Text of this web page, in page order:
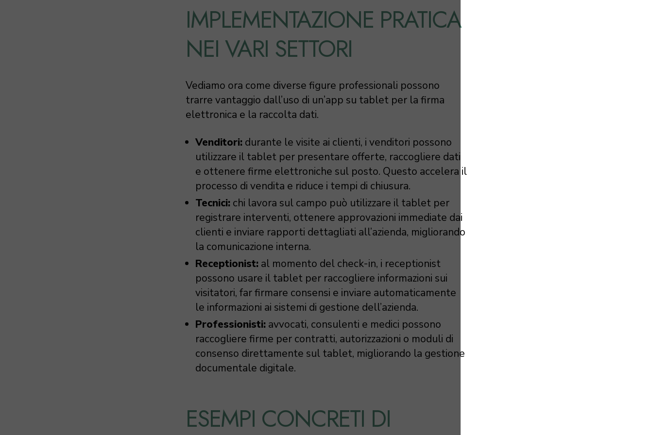
IMPLEMENTAZIONE PRATICA
NEI VARI SETTORI
Vediamo ora come diverse figure professionali possono
trarre vantaggio dall’uso di un’app su tablet per la firma
elettronica e la raccolta dati.
Venditori: durante le visite ai clienti, i venditori possono
utilizzare il tablet per presentare offerte, raccogliere dati
e ottenere firme elettroniche sul posto. Questo accelera il
processo di vendita e riduce i tempi di chiusura.
Tecnici: chi lavora sul campo può utilizzare il tablet per
registrare interventi, ottenere approvazioni immediate dai
clienti e inviare rapporti dettagliati all’azienda, migliorando
la comunicazione interna.
Receptionist: al momento del check-in, i receptionist
possono usare il tablet per raccogliere informazioni sui
visitatori, far firmare consensi e inviare automaticamente
le informazioni ai sistemi di gestione dell’azienda.
Professionisti: avvocati, consulenti e medici possono
raccogliere firme per contratti, autorizzazioni o moduli di
consenso direttamente sul tablet, migliorando la gestione
documentale digitale.
ESEMPI CONCRETI DI